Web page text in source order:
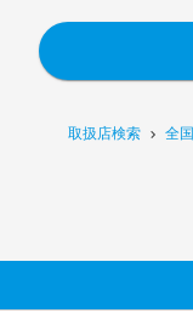
取扱店検索 全国